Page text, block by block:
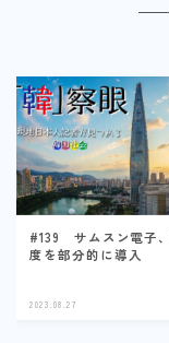
#139 サムスン電子
度を部分的に導入
2023.08.27